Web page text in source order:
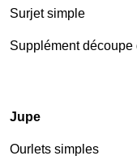
Surjet simple
Supplément
Jupe
Ourlets simples